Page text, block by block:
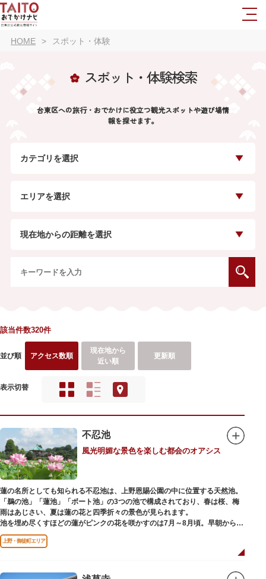
HOME スポット・体験
スポット・体験検索
台東区への旅行・おでかけに役立つ観光スポットや遊び場情
報を探せます。
カテゴリを選択
エリアを選択
現在地からの距離を選択
該当件数320件
並び順 アクセス数順
現在地から
近い順
更新順
表示切替
不忍池
風光明媚な景色を楽しむ都会のオアシス
蓮の名所としても知られる不忍池は、上野恩賜公園の中に位置する天然池。
「鵜の池」「蓮池」「ボート池」の3つの池で構成されており、春は桜、梅
雨はあじさい、夏は蓮の花と四季折々の景色が見られます。
池を埋め尽くすほどの蓮がピンクの花を咲かすのは7月～8月頃。早朝から午
前のみ開花するので、シーズン中は多くの観光客が朝早くから池を訪れま
す。綺麗な蓮の花を近くから観察できるデッキを散歩しながら朝の不忍池を
から池を眺めれば、新しい発見ができるかもしれません。また、「鵜の池」
上野・御徒町エリア